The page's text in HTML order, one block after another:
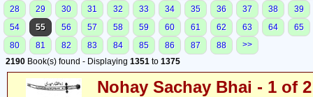
28
29 30 31 32 33 34 35 36 37 38
39
54
55 56 57 58 59 60 61 62 63 64
65
80
81 82 83 84 85 86 87 88
>>
2190 Book(s) found - Displaying 1351 to 1375
Nohay Sachay Bhai - 1 of 2